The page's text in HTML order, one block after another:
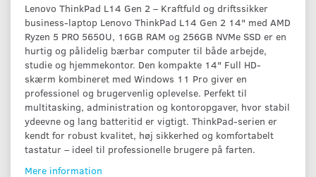
Lenovo ThinkPad L14 Gen 2 – Kraftfuld og driftssikker
business-laptop Lenovo ThinkPad L14 Gen 2 14" med AMD
Ryzen 5 PRO 5650U, 16GB RAM og 256GB NVMe SSD er en
hurtig og pålidelig bærbar computer til både arbejde,
studie og hjemmekontor. Den kompakte 14" Full HD-
skærm kombineret med Windows 11 Pro giver en
professionel og brugervenlig oplevelse. Perfekt til
multitasking, administration og kontoropgaver, hvor stabil
ydeevne og lang batteritid er vigtigt. ThinkPad-serien er
kendt for robust kvalitet, høj sikkerhed og komfortabelt
tastatur – ideel til professionelle brugere på farten.
Mere information